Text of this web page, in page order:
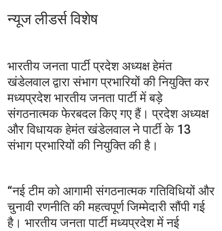
न्यूज लीडर्स विशेष
भारतीय जनता पार्टी प्रदेश अध्यक्ष हेमंत
खंडेलवाल द्वारा संभाग प्रभारियों की नियुक्ति कर
मध्यप्रदेश भारतीय जनता पार्टी में बड़े
संगठनात्मक फेरबदल किए गए हैं। प्रदेश अध्यक्ष
और विधायक हेमंत खंडेलवाल ने पार्टी के 13
संभाग प्रभारियों की नियुक्ति की है।
“नई टीम को आगामी संगठनात्मक गतिविधियों और
चुनावी रणनीति की महत्वपूर्ण जिम्मेदारी सौंपी गई
है। भारतीय जनता पार्टी मध्यप्रदेश में नई